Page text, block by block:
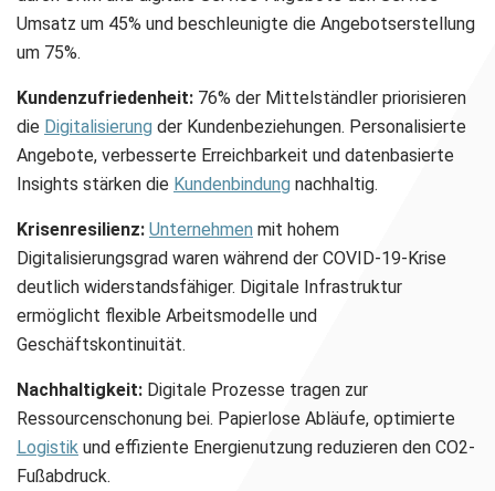
Umsatz um 45% und beschleunigte die Angebotserstellung
um 75%.
Kundenzufriedenheit: 76% der Mittelständler priorisieren
die Digitalisierung der Kundenbeziehungen. Personalisierte
Angebote, verbesserte Erreichbarkeit und datenbasierte
Insights stärken die Kundenbindung nachhaltig.
Krisenresilienz: Unternehmen mit hohem
Digitalisierungsgrad waren während der COVID-19-Krise
deutlich widerstandsfähiger. Digitale Infrastruktur
ermöglicht flexible Arbeitsmodelle und
Geschäftskontinuität.
Nachhaltigkeit: Digitale Prozesse tragen zur
Ressourcenschonung bei. Papierlose Abläufe, optimierte
Logistik und effiziente Energienutzung reduzieren den CO2-
Fußabdruck.